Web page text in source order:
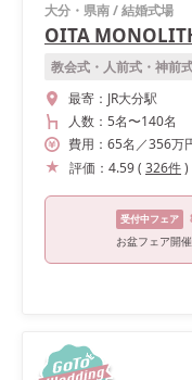
大分・県南/結婚式場
OITA
教会式・人前式・神前
最寄： JR大分駅
人数： 5名〜140名
費用： 65名 ／356万
評価： 4.59( 326件)
受付中フェア